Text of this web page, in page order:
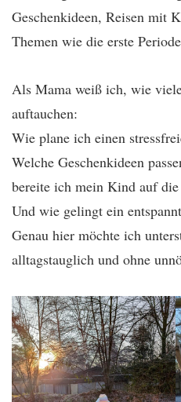
Geschenkideen, Reisen mit
Themen wie die erste
Als Mama weiß ich, wie
auftauchen:
Wie plane ich einen
Welche Geschenkideen
bereite ich mein Kind auf
Und wie gelingt ein
Genau hier möchte ich
alltagstauglich und ohne